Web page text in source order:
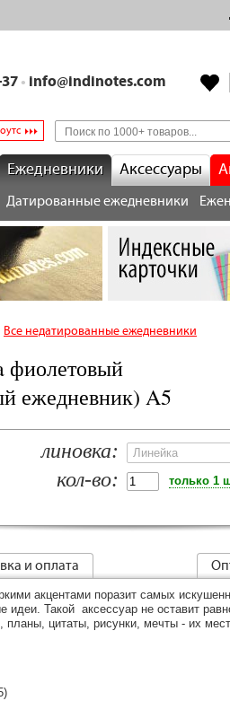
37 • info@indinotes.com
Ежедневники Аксессуары
Датированные ежедневники
Все недатированные ежедневники
фиолетовый
ежедневник) A5
линовка:
кол-во:
только 1
и оплата
акцентами поразит самых
идеи. Такой аксессуар не оставит
цитаты, рисунки, мечты - их